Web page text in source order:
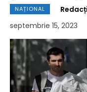
NAȚIONAL
septembrie 15, 2023